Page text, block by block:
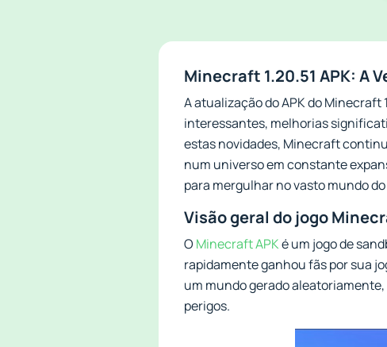
Minecraft 1.20.51 APK: A
A atualização do APK do
interessantes, melhorias
estas novidades, Minecraft
num universo em constante
para mergulhar no vasto mundo
Visão geral do jogo
O Minecraft APKé um jogo de
rapidamente ganhou fãs por sua
um mundo gerado
perigos.